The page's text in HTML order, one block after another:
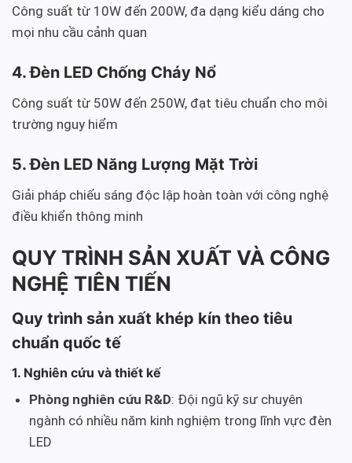
Công suất từ 10W đến 200W, đa dạng kiểu dáng cho
mọi nhu cầu cảnh quan
4. Đèn LED Chống Cháy Nổ
Công suất từ 50W đến 250W, đạt tiêu chuẩn cho môi
trường nguy hiểm
5. Đèn LED Năng Lượng Mặt Trời
Giải pháp chiếu sáng độc lập hoàn toàn với công nghệ
điều khiển thông minh
QUY TRÌNH SẢN XUẤT VÀ CÔNG
NGHỆ TIÊN TIẾN
Quy trình sản xuất khép kín theo tiêu
chuẩn quốc tế
1. Nghiên cứu và thiết kế
Phòng nghiên cứu R&D: Đội ngũ kỹ sư chuyên
ngành có nhiều năm kinh nghiệm trong lĩnh vực đèn
LED